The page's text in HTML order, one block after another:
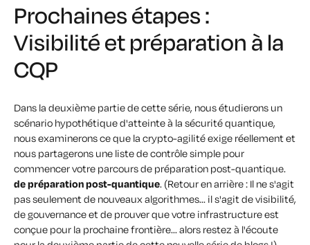
Prochaines étapes :
Visibilité et préparation à la
CQP
Dans la deuxième partie de cette série, nous étudierons un
scénario hypothétique d'atteinte à la sécurité quantique,
nous examinerons ce que la crypto-agilité exige réellement et
nous partagerons une liste de contrôle simple pour
commencer votre parcours de préparation post-quantique.
de préparation post-quantique. (Retour en arrière : Il ne s'agit
pas seulement de nouveaux algorithmes... il s'agit de visibilité,
de gouvernance et de prouver que votre infrastructure est
conçue pour la prochaine frontière... alors restez à l'écoute